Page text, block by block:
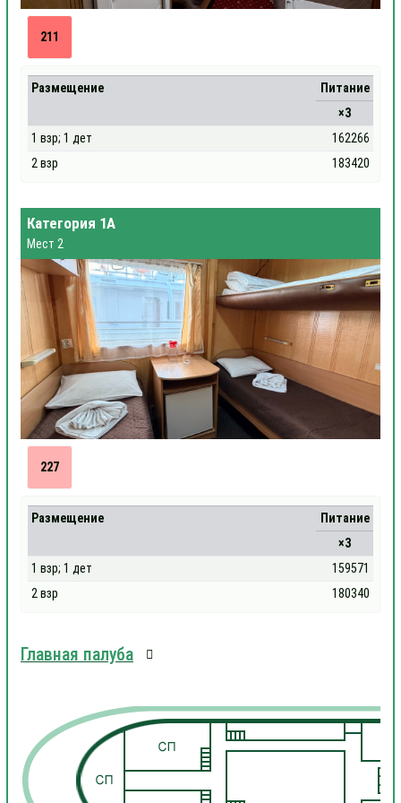
211
Размещение
Питание
×3
1 взр; 1 дет
162266
2 взр
183420
Категория 1А
Мест 2
227
Размещение
Питание
×3
1 взр; 1 дет
159571
2 взр
180340
Главная палуба